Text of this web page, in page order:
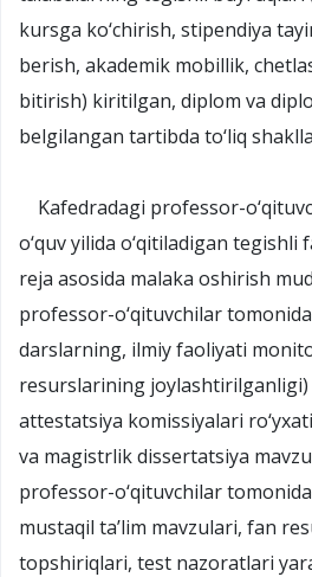
kursga ko‘chirish, stipendiya
berish, akademik mobillik,
bitirish) kiritilgan, diplom va
belgilangan tartibda to‘liq
Kafedradagi professor-
o‘quv yilida o‘qitiladigan
reja asosida malaka oshirish
professor-o‘qituvchilar
darslarning, ilmiy faoliyati
resurslarining
attestatsiya komissiyalari
va magistrlik dissertatsiya
professor-o‘qituvchilar
mustaqil ta’lim mavzulari, fan
topshiriqlari, test nazoratlari